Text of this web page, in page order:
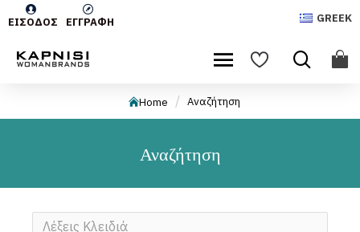
ΕΊΣΟΔΟΣ ΕΓΓΡΑΦΉ GREEK
Home Αναζήτηση
Αναζήτηση